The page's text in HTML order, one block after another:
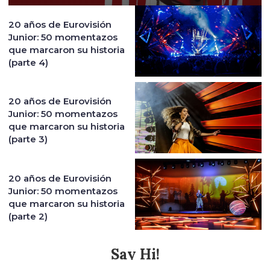
20 años de Eurovisión
Junior: 50 momentazos
que marcaron su historia
(parte 4)
20 años de Eurovisión
Junior: 50 momentazos
que marcaron su historia
(parte 3)
20 años de Eurovisión
Junior: 50 momentazos
que marcaron su historia
(parte 2)
Say Hi!